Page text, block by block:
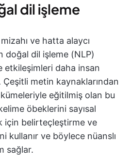
dil işleme
ve hatta alaycı
doğal dil işleme (NLP)
etkileşimleri daha insan
metin kaynaklarından
eğitilmiş olan bu
öbeklerini sayısal
için belirteçleştirme ve
kullanır ve böylece nüanslı
sağlar.